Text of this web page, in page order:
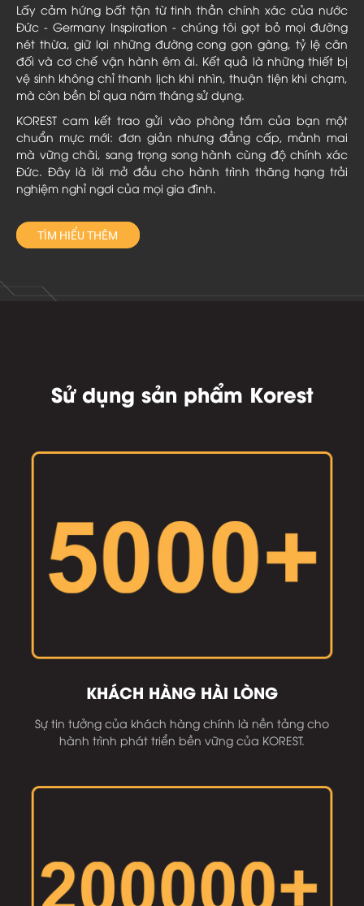
Lấy cảm hứng bất tận từ tinh thần chính xác của nước
Đức - Germany Inspiration - chúng tôi gọt bỏ mọi đường
nét thừa, giữ lại những đường cong gọn gàng, tỷ lệ cân
đối và cơ chế vận hành êm ái. Kết quả là những thiết bị
vệ sinh không chỉ thanh lịch khi nhìn, thuận tiện khi chạm,
mà còn bền bỉ qua năm tháng sử dụng.
KOREST cam kết trao gửi vào phòng tắm của bạn một
chuẩn mực mới: đơn giản nhưng đẳng cấp, mảnh mai
mà vững chãi, sang trọng song hành cùng độ chính xác
Đức. Đây là lời mở đầu cho hành trình thăng hạng trải
nghiệm nghỉ ngơi của mọi gia đình.
TÌM HIỂU THÊM
Sử dụng sản phẩm Korest
KHÁCH HÀNG HÀI LÒNG
Sự tin tưởng của khách hàng chính là nền tảng cho
hành trình phát triển bền vững của KOREST.